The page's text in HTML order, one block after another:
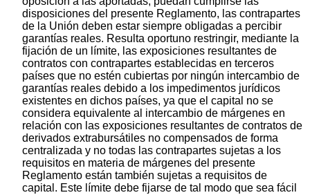
disposiciones del presente Reglamento, las contrapartes
de la Unión deben estar siempre obligadas a percibir
garantías reales. Resulta oportuno restringir, mediante la
fijación de un límite, las exposiciones resultantes de
contratos con contrapartes establecidas en terceros
países que no estén cubiertas por ningún intercambio de
garantías reales debido a los impedimentos jurídicos
existentes en dichos países, ya que el capital no se
considera equivalente al intercambio de márgenes en
relación con las exposiciones resultantes de contratos de
derivados extrabursátiles no compensados de forma
centralizada y no todas las contrapartes sujetas a los
requisitos en materia de márgenes del presente
Reglamento están también sujetas a requisitos de
capital. Este límite debe fijarse de tal modo que sea fácil